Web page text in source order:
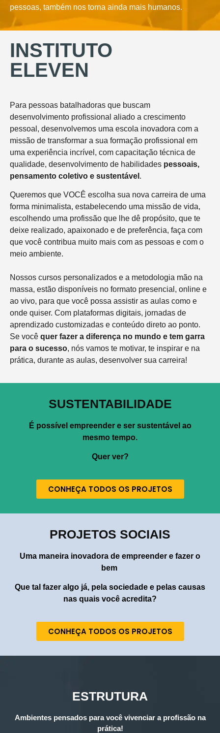
pessoas, também nos torna ainda mais humanos.
INSTITUTO
ELEVEN
Para pessoas batalhadoras que buscam
desenvolvimento profissional aliado a crescimento
pessoal, desenvolvemos uma escola inovadora com a
missão de transformar a sua formação profissional em
uma experiência incrível, com capacitação técnica de
qualidade, desenvolvimento de habilidades pessoais,
pensamento coletivo e sustentável .
Queremos que VOCÊ escolha sua nova carreira de uma
forma minimalista, estabelecendo uma missão de vida,
escolhendo uma profissão que lhe dê propósito, que te
deixe realizado, apaixonado e de preferência, faça com
que você contribua muito mais com as pessoas e com o
meio ambiente.
Nossos cursos personalizados e a metodologia mão na
massa, estão disponíveis no formato presencial, online e
ao vivo, para que você possa assistir as aulas como e
onde quiser. Com plataformas digitais, jornadas de
aprendizado customizadas e conteúdo direto ao ponto.
Se você quer fazer a diferença no mundo e tem garra
para o sucesso, nós vamos te motivar, te inspirar e na
prática, durante as aulas, desenvolver sua carreira!
SUSTENTABILIDADE
É possível empreender e ser sustentável ao
mesmo tempo.
Quer ver?
CONHEÇA TODOS OS PROJETOS
PROJETOS SOCIAIS
Uma maneira inovadora de empreender e fazer o
bem
Que tal fazer algo já, pela sociedade e pelas causas
nas quais você acredita?
CONHEÇA TODOS OS PROJETOS
ESTRUTURA
Ambientes pensados para você vivenciar a profissão na
prática!